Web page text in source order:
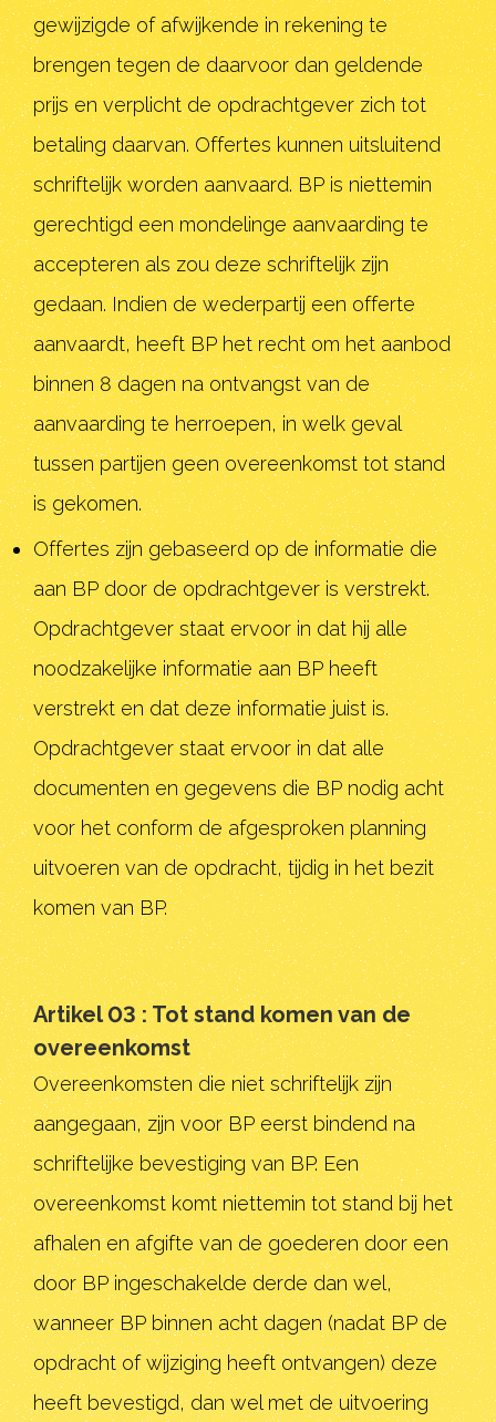
gewijzigde of afwijkende in rekening te
brengen tegen de daarvoor dan geldende
prijs en verplicht de opdrachtgever zich tot
betaling daarvan. Offertes kunnen uitsluitend
schriftelijk worden aanvaard. BP is niettemin
gerechtigd een mondelinge aanvaarding te
accepteren als zou deze schriftelijk zijn
gedaan. Indien de wederpartij een offerte
aanvaardt, heeft BP het recht om het aanbod
binnen 8 dagen na ontvangst van de
aanvaarding te herroepen, in welk geval
tussen partijen geen overeenkomst tot stand
is gekomen.
Offertes zijn gebaseerd op de informatie die
aan BP door de opdrachtgever is verstrekt.
Opdrachtgever staat ervoor in dat hij alle
noodzakelijke informatie aan BP heeft
verstrekt en dat deze informatie juist is.
Opdrachtgever staat ervoor in dat alle
documenten en gegevens die BP nodig acht
voor het conform de afgesproken planning
uitvoeren van de opdracht, tijdig in het bezit
komen van BP.
Artikel 03 : Tot stand komen van de
overeenkomst
Overeenkomsten die niet schriftelijk zijn
aangegaan, zijn voor BP eerst bindend na
schriftelijke bevestiging van BP. Een
overeenkomst komt niettemin tot stand bij het
afhalen en afgifte van de goederen door een
door BP ingeschakelde derde dan wel,
wanneer BP binnen acht dagen (nadat BP de
opdracht of wijziging heeft ontvangen) deze
heeft bevestigd, dan wel met de uitvoering